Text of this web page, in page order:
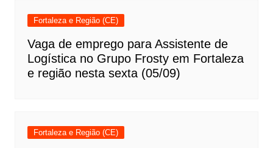
Fortaleza e Região (CE)
Vaga de emprego para Assistente de
Logística no Grupo Frosty em Fortaleza
e região nesta sexta (05/09)
Fortaleza e Região (CE)